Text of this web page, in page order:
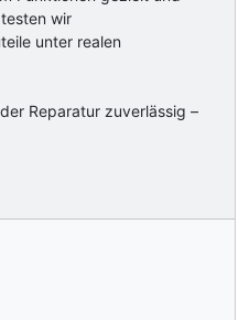
wir
unter realen
Reparatur zuverlässig –